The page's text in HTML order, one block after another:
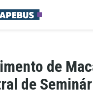
de
de